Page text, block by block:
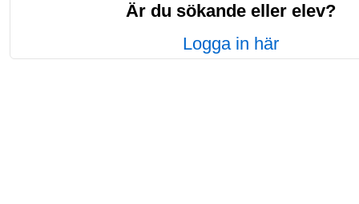
Är du sökande eller elev?
Logga in här